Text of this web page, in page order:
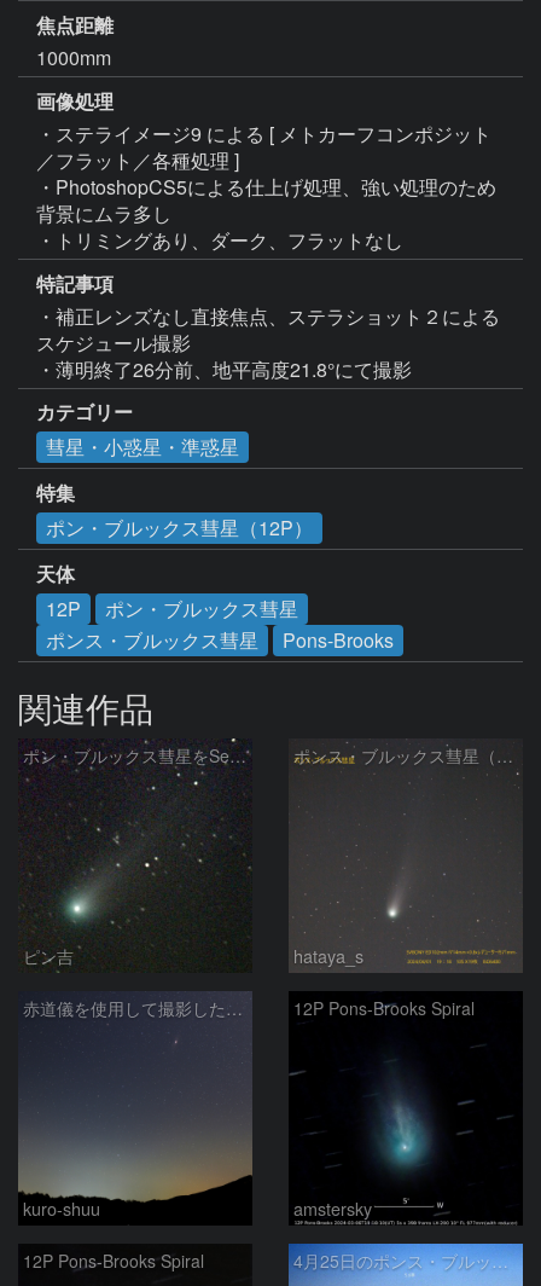
焦点距離
1000mm
画像処理
・ステライメージ9 による [ メトカーフコンポジット
／フラット／各種処理 ]
・PhotoshopCS5による仕上げ処理、強い処理のため
背景にムラ多し
・トリミングあり、ダーク、フラットなし
特記事項
・補正レンズなし直接焦点、ステラショット２による
スケジュール撮影
・薄明終了26分前、地平高度21.8°にて撮影
カテゴリー
彗星・小惑星・準惑星
特集
ポン・ブルックス彗星（12P）
天体
12P
ポン・ブルックス彗星
ポンス・ブルックス彗星
Pons-Brooks
関連作品
ポン・ブルックス彗星をSeeStar S50で撮影画像を再処理
ピン吉
ポンス・ブルックス彗星（12P/Pons-Brooks）2024/04/01
hataya_s
赤道儀を使用して撮影した画像のSequatorによるコンポジット結果
kuro-shuu
12P Pons-Brooks Spiral
amstersky
12P Pons-Brooks Spiral 4月25日のポンス・ブルックス彗星(12P)